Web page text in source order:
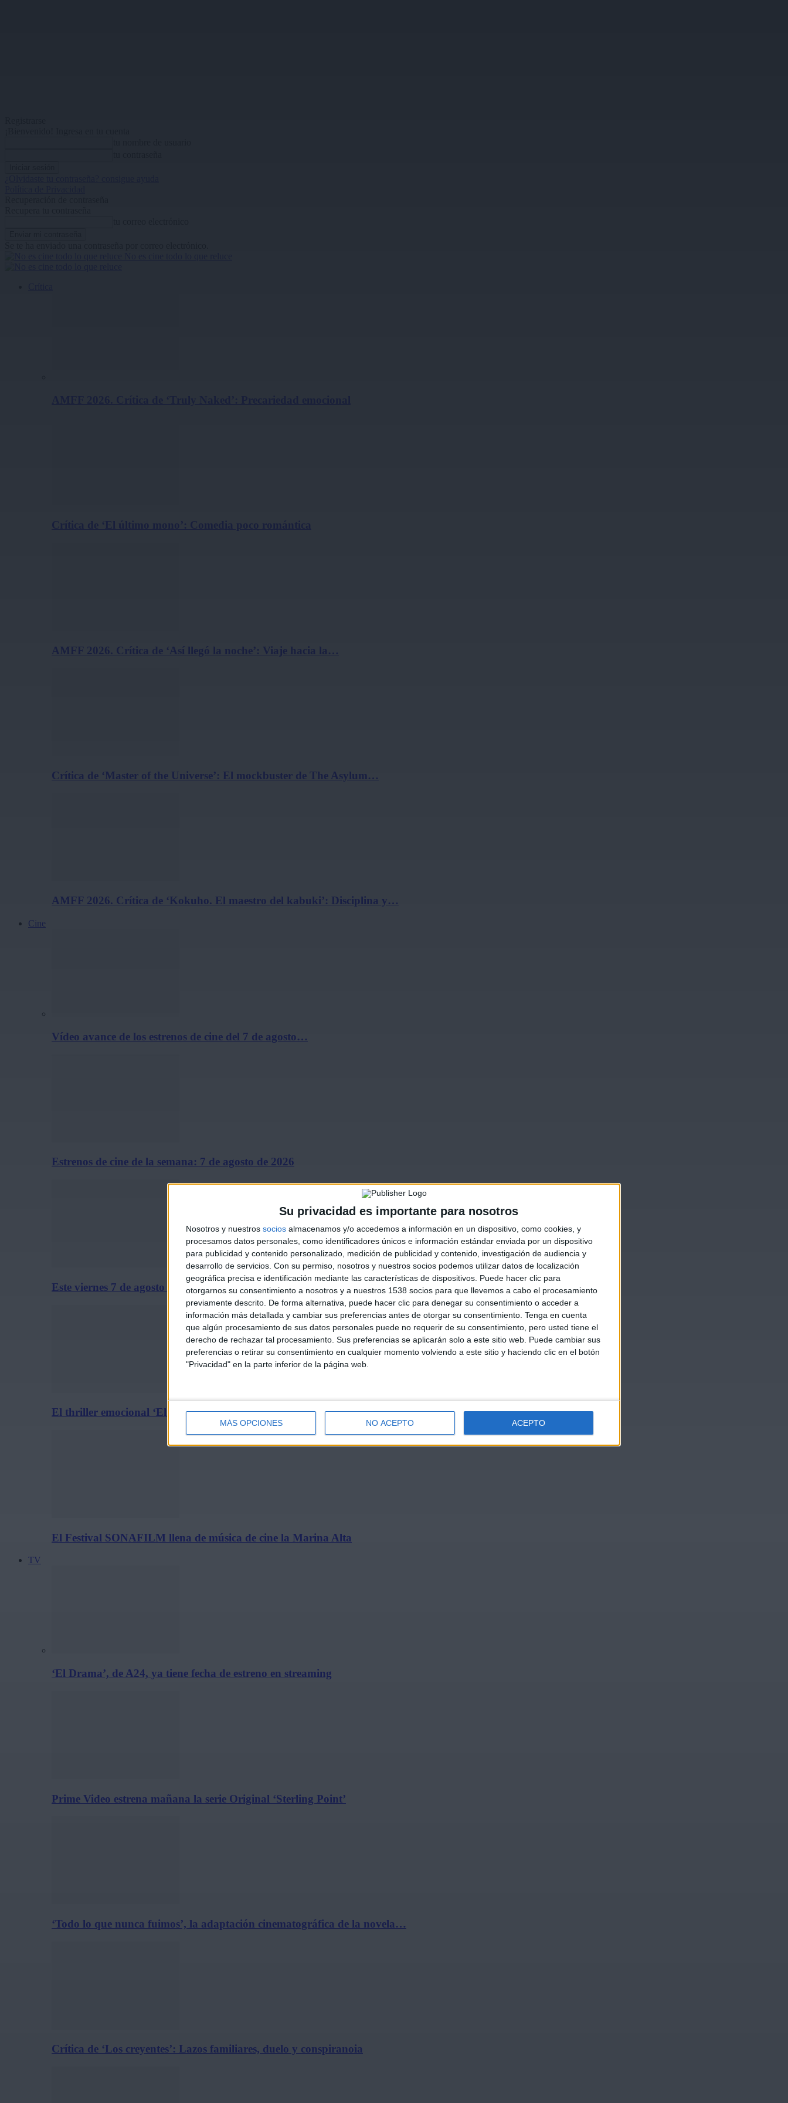
Su privacidad es importante para nosotros
Nosotros y nuestros socios almacenamos y/o accedemos a información en un dispositivo, como cookies, y
procesamos datos personales, como identificadores únicos e información estándar enviada por un dispositivo
para publicidad y contenido personalizado, medición de publicidad y contenido, investigación de audiencia y
desarrollo de servicios. Con su permiso, nosotros y nuestros socios podemos utilizar datos de localización
geográfica precisa e identificación mediante las características de dispositivos. Puede hacer clic para
otorgarnos su consentimiento a nosotros y a nuestros 1538 socios para que llevemos a cabo el procesamiento
previamente descrito. De forma alternativa, puede hacer clic para denegar su consentimiento o acceder a
información más detallada y cambiar sus preferencias antes de otorgar su consentimiento. Tenga en cuenta
que algún procesamiento de sus datos personales puede no requerir de su consentimiento, pero usted tiene el
derecho de rechazar tal procesamiento. Sus preferencias se aplicarán solo a este sitio web. Puede cambiar sus
preferencias o retirar su consentimiento en cualquier momento volviendo a este sitio y haciendo clic en el botón
"Privacidad" en la parte inferior de la página web.
MÁS OPCIONES NO ACEPTO ACEPTO
AMFF 2026. Crítica de ‘Así llegó la noche’: Viaje hacia la…
Crítica de ‘Master of the Universe’: El mockbuster de The Asylum…
AMFF 2026. Crítica de ‘Kokuho. El maestro del kabuki’: Disciplina y…
Cine
Vídeo avance de los estrenos de cine del 7 de agosto…
Estrenos de cine de la semana: 7 de agosto de 2026
Este viernes 7 de agosto se estrena solo en cines ‘El…
El thriller emocional ‘El Síndrome Rembrandt’ se estrena solo en cines…
El Festival SONAFILM llena de música de cine la Marina Alta
TV
‘El Drama’, de A24, ya tiene fecha de estreno en streaming
Prime Video estrena mañana la serie Original ‘Sterling Point’
‘Todo lo que nunca fuimos’, la adaptación cinematográfica de la novela…
Crítica de ‘Los creyentes’: Lazos familiares, duelo y conspiranoia